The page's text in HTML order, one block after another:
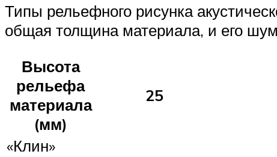
Типы рельефного рисунка
общая толщина материала, и его
Высота
рельефа
материала
(мм)
25
«Клин»